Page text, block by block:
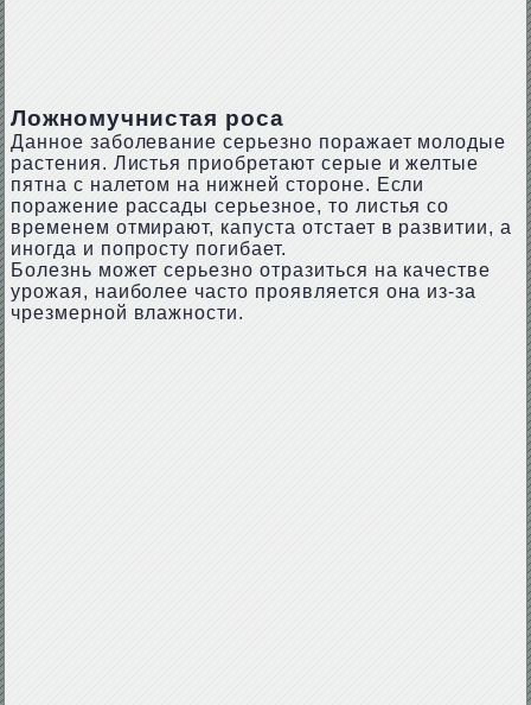
Ложномучнистая роса
Данное заболевание серьезно поражает молодые
растения. Листья приобретают серые и желтые
пятна с налетом на нижней стороне. Если
поражение рассады серьезное, то листья со
временем отмирают, капуста отстает в развитии, а
иногда и попросту погибает.
Болезнь может серьезно отразиться на качестве
урожая, наиболее часто проявляется она из-за
чрезмерной влажности.